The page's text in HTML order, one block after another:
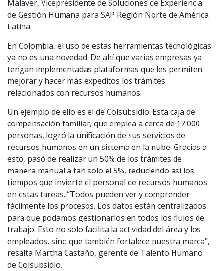
Malaver, Vicepresidente de Soluciones de Experiencia
de Gestión Humana para SAP Región Norte de América
Latina.
En Colombia, el uso de estas herramientas tecnológicas
ya no es una novedad. De ahí que varias empresas ya
tengan implementadas plataformas que les permiten
mejorar y hacer más expeditos los trámites
relacionados con recursos humanos.
Un ejemplo de ello es el de Colsubsidio. Esta caja de
compensación familiar, que emplea a cerca de 17.000
personas, logró la unificación de sus servicios de
recursos humanos en un sistema en la nube. Gracias a
esto, pasó de realizar un 50% de los trámites de
manera manual a tan solo el 5%, reduciendo así los
tiempos que invierte el personal de recursos humanos
en estas tareas. “Todos pueden ver y comprender
fácilmente los procesos. Los datos están centralizados
para que podamos gestionarlos en todos los flujos de
trabajo. Esto no solo facilita la actividad del área y los
empleados, sino que también fortalece nuestra marca”,
resalta Martha Castaño, gerente de Talento Humano
de Colsubsidio.